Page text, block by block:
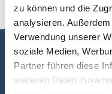
zu können und die
analysieren.
Verwendung unserer
soziale Medien,
Partner führen diese
weiteren Daten